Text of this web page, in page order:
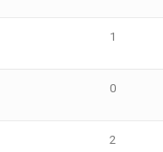
1
0
2